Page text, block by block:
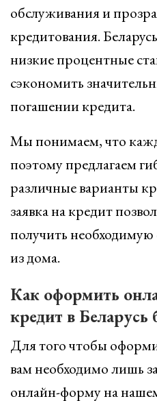
обслуживания и
кредитования.
низкие процентные
сэкономить
погашении кредита.
Мы понимаем, что
поэтому предлагаем
различные варианты
заявка на кредит
получить
из дома.
Как оформить
кредит в Беларусь
Для того чтобы
вам необходимо лишь
онлайн-форму на